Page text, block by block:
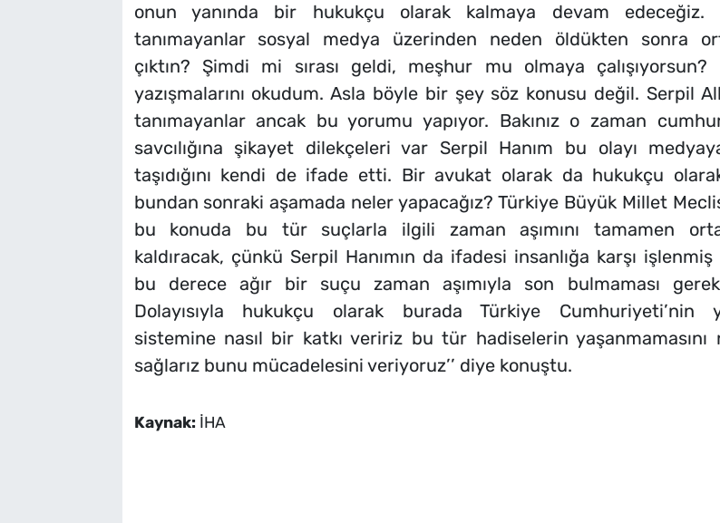
onun yanında bir hukukçu olarak kalmaya devam edeceğiz.
tanımayanlar sosyal medya üzerinden neden öldükten sonra
çıktın? Şimdi mi sırası geldi, meşhur mu olmaya çalışıyorsun?
yazışmalarını okudum. Asla böyle bir şey söz konusu değil. Serpil
tanımayanlar ancak bu yorumu yapıyor. Bakınız o zaman
savcılığına şikayet dilekçeleri var Serpil Hanım bu olayı
taşıdığını kendi de ifade etti. Bir avukat olarak da hukukçu
bundan sonraki aşamada neler yapacağız? Türkiye Büyük Millet
bu konuda bu tür suçlarla ilgili zaman aşımını tamamen
kaldıracak, çünkü Serpil Hanımın da ifadesi insanlığa karşı işlenmiş
bu derece ağır bir suçu zaman aşımıyla son bulmaması
Dolayısıyla hukukçu olarak burada Türkiye Cumhuriyeti’nin
sistemine nasıl bir katkı veririz bu tür hadiselerin yaşanmamasını
sağlarız bunu mücadelesini veriyoruz’’ diye konuştu.
Kaynak: İHA